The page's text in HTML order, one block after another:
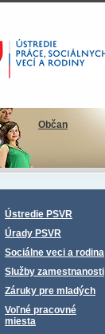
Občan
Ústredie PSVR
Úrady PSVR
Sociálne veci a rodina
Služby zamestnanosti
Záruky pre mladých
Voľné pracovné
miesta